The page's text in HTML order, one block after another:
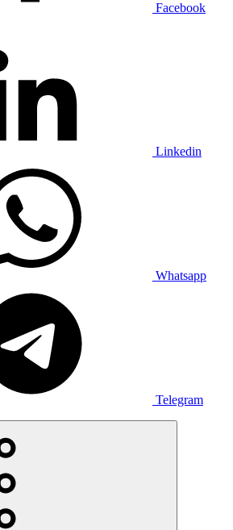
Facebook
Linkedin
Whatsapp
Telegram